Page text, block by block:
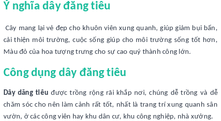
Ý nghĩa dây đăng tiêu
Cây mang lại vẻ đẹp cho khuôn viên xung quanh, giúp giảm bụi bẩn,
cải thiện môi trường, cuộc sống giúp cho môi trường sống tốt hơn,
Màu đỏ của hoa tượng trưng cho sự cao quý thành công lớn.
Công dụng dây đăng tiêu
Dây dăng tiêu được trồng rộng rãi khắp nơi, chúng dễ trồng và dễ
chăm sóc cho nên làm cảnh rất tốt, nhất là trang trí xung quanh sân
vườn, ở các công viên hay khu dân cư, khu công nghiệp, nhà xưởng.